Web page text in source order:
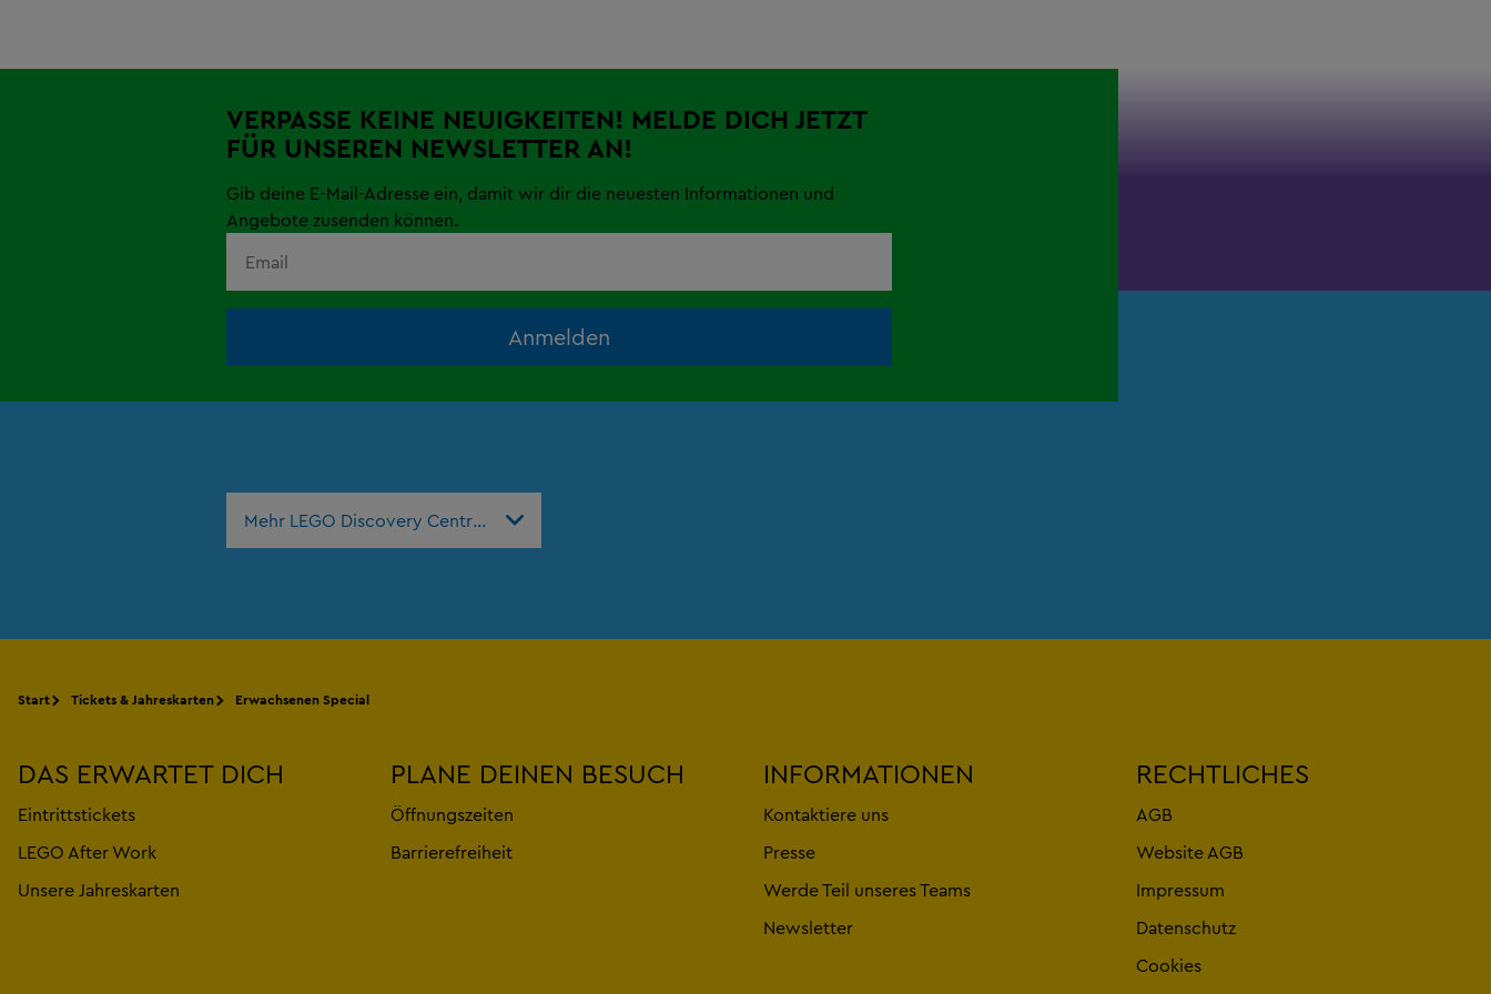
VERPASSE KEINE NEUIGKEITEN! MELDE DICH JETZT
FÜR UNSEREN NEWSLETTER AN!
Gib deine E-Mail-Adresse ein, damit wir dir die neuesten Informationen und
Angebote zusenden können.
Anmelden
Mehr LEGO Discovery Centres weltweit
Start Tickets & Jahreskarten Erwachsenen Special
DAS ERWARTET DICH
Eintrittstickets
LEGO After Work
Unsere Jahreskarten
PLANE DEINEN BESUCH
Öffnungszeiten
Barrierefreiheit
INFORMATIONEN
Kontaktiere uns
Presse
Werde Teil unseres Teams
Newsletter
RECHTLICHES
AGB
Website AGB
Impressum
Datenschutz
Cookies